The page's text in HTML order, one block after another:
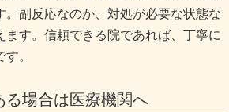
。副反応なのか、対処が必要な状態な
ます。信頼できる院であれば、丁寧に
。
る場合は医療機関へ